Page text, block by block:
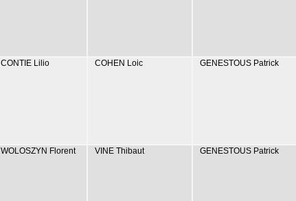
CONTIE Lilio COHEN Loic GENESTOUS Patrick
WOLOSZYN Florent VINE Thibaut GENESTOUS Patrick